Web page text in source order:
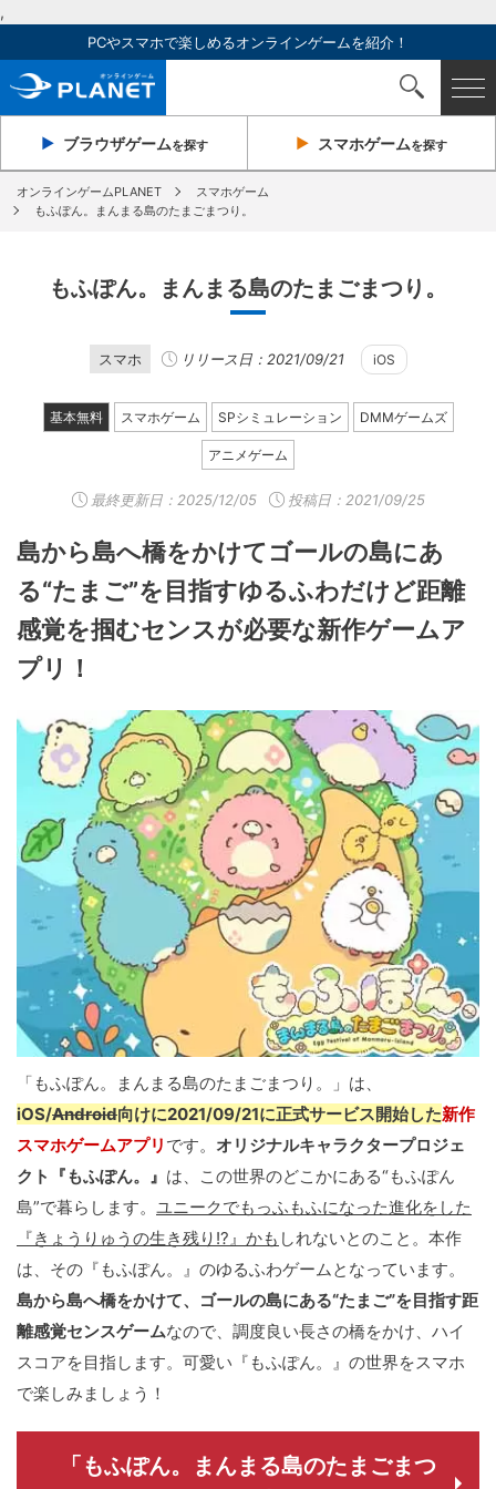
,
PCやスマホで楽しめるオンラインゲームを紹介！
ブラウザゲームを探す スマホゲームを探す
オンラインゲームPLANET
スマホゲーム
もふぽん。まんまる島のたまごまつり。
もふぽん。まんまる島のたまごまつり。
スマホ リリース日：2021/09/21 iOS
基本無料 スマホゲーム SPシミュレーション DMMゲームズ
アニメゲーム
最終更新日： 2025/12/05 投稿日：2021/09/25
島から島へ橋をかけてゴールの島にあ
る“たまご”を目指すゆるふわだけど距離
感覚を掴むセンスが必要な新作ゲームア
プリ！
「もふぽん。まんまる島のたまごまつり。」は、
iOS/Android向けに2021/09/21に正式サービス開始した新作
スマホゲームアプリ です。 オリジナルキャラクタープロジェ
クト『もふぽん。』 は、この世界のどこかにある“もふぽん
島”で暮らします。 ユニークでもっふもふになった進化をした
『きょうりゅうの生き残り!?』かも しれないとのこと。本作
は、その『もふぽん。』のゆるふわゲームとなっています。
島から島へ橋をかけて、ゴールの島にある“たまご”を目指す距
離感覚センスゲームなので、調度良い長さの橋をかけ、ハイ
スコアを目指します。可愛い『もふぽん。』の世界をスマホ
で楽しみましょう！
「もふぽん。まんまる島のたまごまつ